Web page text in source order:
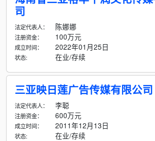
司
法定代表人： 陈娜娜
注册资金： 100万元
成立时间： 2022年01月25日
状态: 在业/存续
三亚映日莲广告传媒有限公司
法定代表人： 李聪
注册资金： 600万元
成立时间： 2011年12月13日
状态: 在业/存续